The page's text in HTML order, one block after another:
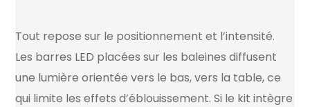
Tout repose sur le positionnement et l’intensité.
Les barres LED placées sur les baleines diffusent
une lumière orientée vers le bas, vers la table, ce
qui limite les effets d’éblouissement. Si le kit intègre